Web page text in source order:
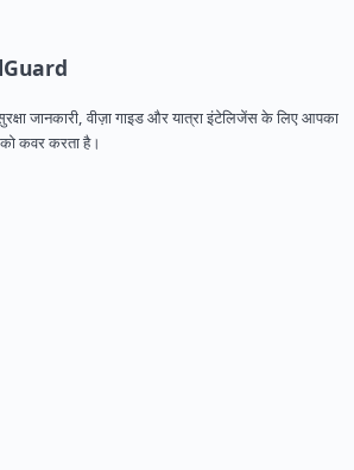
जानकारी, वीज़ा गाइड और यात्रा इंटेलिजेंस के लिए आपका
कवर करता है।